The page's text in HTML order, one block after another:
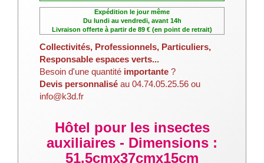
Expédition le jour même
Du lundi au vendredi, avant 14h
Livraison offerte à partir de 89 € (en point de retrait)
Collectivités, Professionnels, Particuliers,
Responsable espaces verts...
Besoin d'une quantité importante ?
Devis personnalisé au 04.74.05.25.56 ou
info@k3d.fr
Hôtel pour les insectes
auxiliaires - Dimensions :
51.5cmx37cmx15cm